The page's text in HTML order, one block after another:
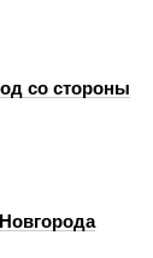
со стороны